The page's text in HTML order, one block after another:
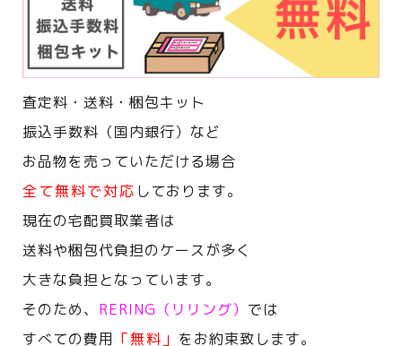
査定料・送料・梱包キット
振込手数料（国内銀行）など
お品物を売っていただける場合
全て無料で対応 しております。
現在の宅配買取業者は
送料や梱包代負担のケースが多く
大きな負担となっています。
そのため、 RERING（リリング） では
すべての費用 「無料」 をお約束致します。